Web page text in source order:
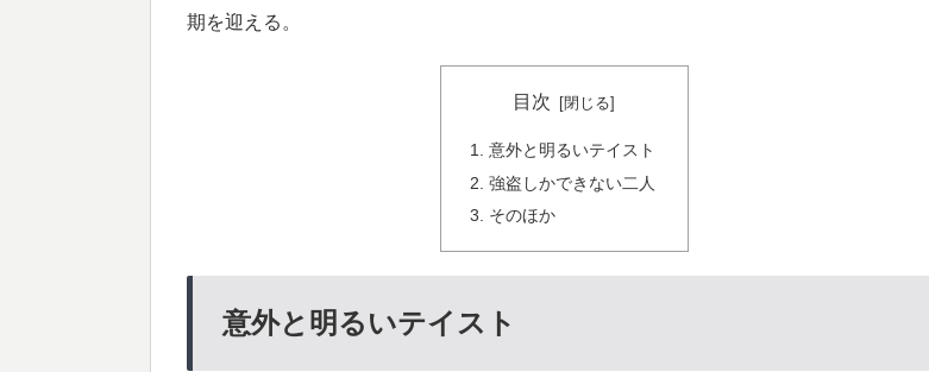
期を迎える。
目次
意外と明るいテイスト
強盗しかできない二人
そのほか
意外と明るいテイスト